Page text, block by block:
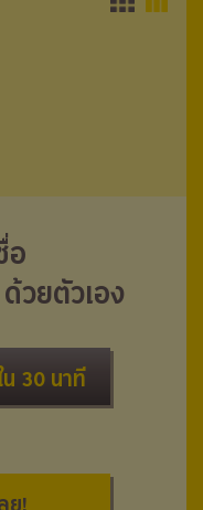
อ
วยตัวเอง
น 30 นาที